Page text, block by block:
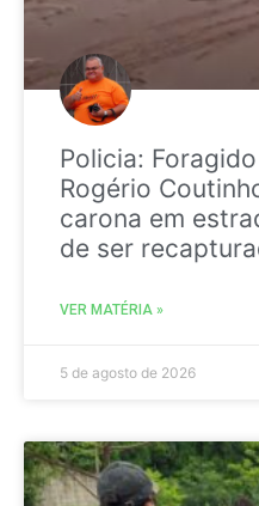
Policia:
Rogério
carona em
de ser
VER MATÉRIA »
5 de agosto de 2026